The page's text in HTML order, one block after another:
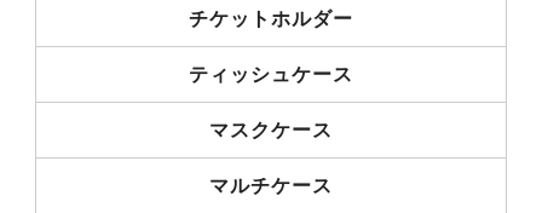
チケットホルダー
ティッシュケース
マスクケース
マルチケース